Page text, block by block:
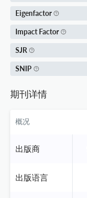
Eigenfactor
Impact Factor
SJR
SNIP
期刊详情
概况
出版商
出版语言